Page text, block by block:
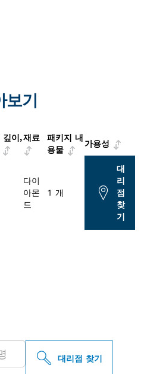
보기
깊이,재료
패키지 내
용물
가용성
다이
아몬
드
1 개
대
리
점
찾
기
대리점 찾기